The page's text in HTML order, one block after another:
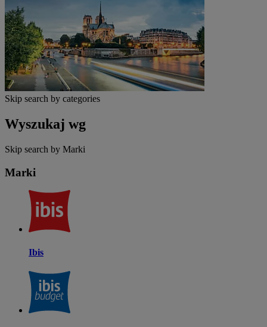
Skip search by categories
Wyszukaj wg
Skip search by Marki
Marki
Ibis